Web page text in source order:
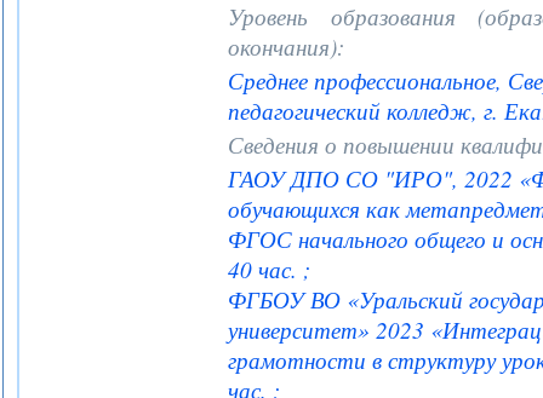
Уровень образования
окончания):
Среднее профессиональное,
педагогический колледж, г.
Сведения о повышении
ГАОУ ДПО СО "ИРО", 2022
обучающихся как
ФГОС начального общего и
40 час. ;
ФГБОУ ВО «Уральский
университет» 2023
грамотности в структуру
час. ;